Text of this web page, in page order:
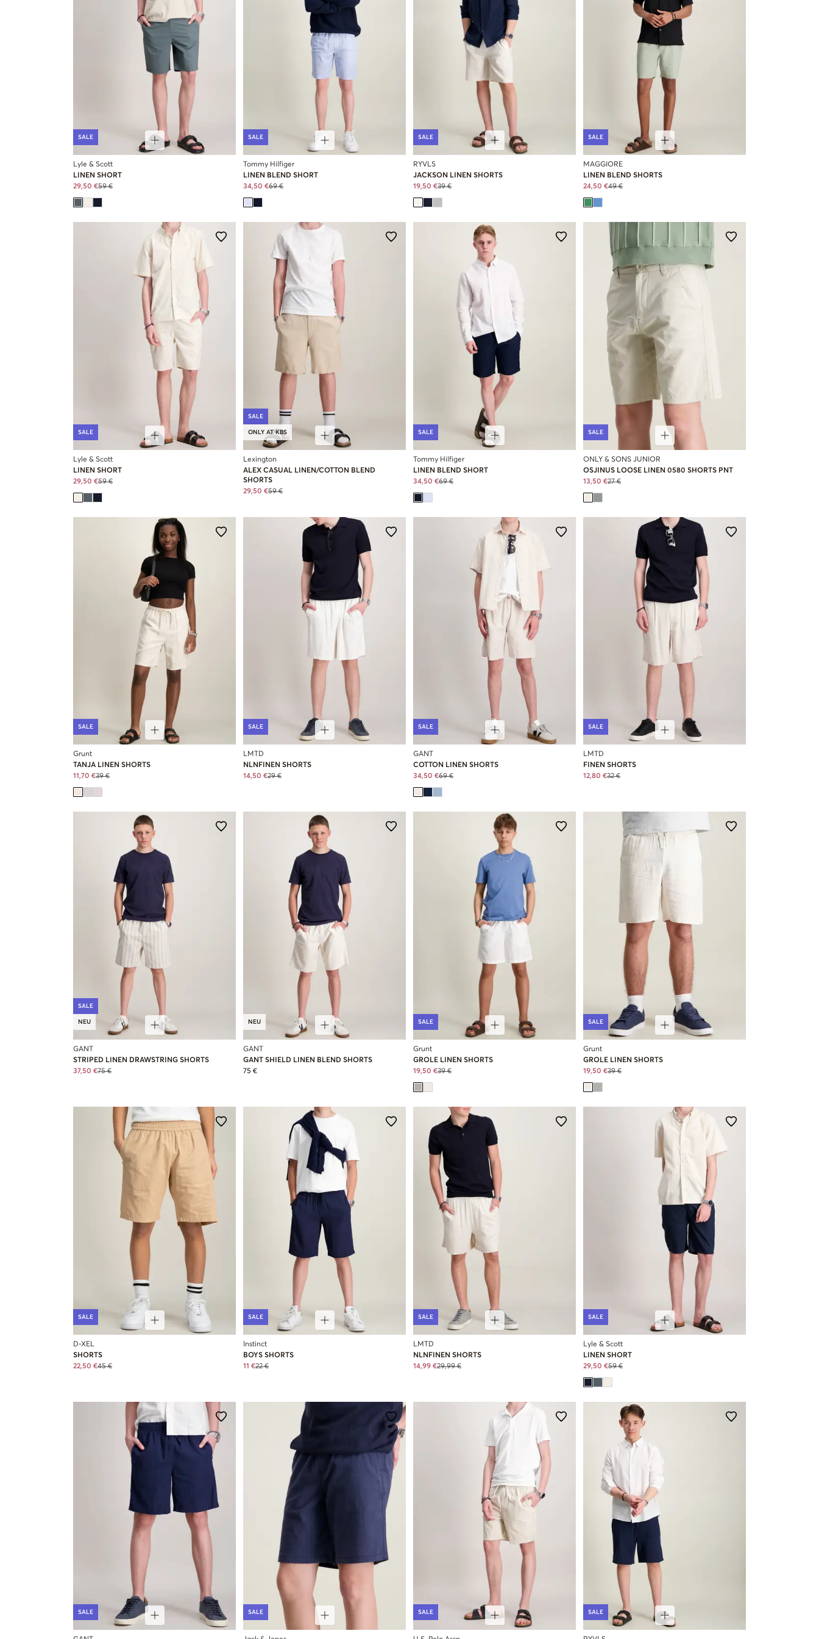
SALE
Lyle & Scott
LINEN SHORT
29,50 €59 €
SALE
Tommy Hilfiger
LINEN BLEND SHORT
34,50 €69 €
SALE
RYVLS
JACKSON LINEN SHORTS
19,50 €39 €
SALE
MAGGIORE
LINEN BLEND SHORTS
24,50 €49 €
SALE
Lyle & Scott
LINEN SHORT
29,50 €59 €
SALE
ONLY AT KBS
Lexington
ALEX CASUAL LINEN/COTTON BLEND
SHORTS
29,50 €59 €
SALE
Tommy Hilfiger
LINEN BLEND SHORT
34,50 €69 €
SALE
ONLY & SONS JUNIOR
OSJINUS LOOSE LINEN 0580 SHORTS PNT
13,50 €27 €
SALE
Grunt
TANJA LINEN SHORTS
11,70 €39 €
SALE
LMTD
NLNFINEN SHORTS
14,50 €29 €
SALE
GANT
COTTON LINEN SHORTS
34,50 €69 €
SALE
LMTD
FINEN SHORTS
12,80 €32 €
SALE
NEU
GANT
STRIPED LINEN DRAWSTRING SHORTS
37,50 €75 €
NEU
GANT
GANT SHIELD LINEN BLEND SHORTS
75 €
SALE
Grunt
GROLE LINEN SHORTS
19,50 €39 €
SALE
Grunt
GROLE LINEN SHORTS
19,50 €39 €
SALE
D-XEL
SHORTS
22,50 €45 €
SALE
Instinct
BOYS SHORTS
11 €22 €
SALE
LMTD
NLNFINEN SHORTS
14,99 €29,99 €
SALE
Lyle & Scott
LINEN SHORT
29,50 €59 €
SALE SALE SALE SALE